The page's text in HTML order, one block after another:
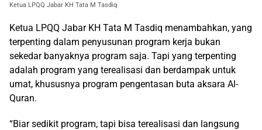
Ketua LPQQ Jabar KH Tata M Tasdiq
Ketua LPQQ Jabar KH Tata M Tasdiq menambahkan, yang
terpenting dalam penyusunan program kerja bukan
sekedar banyaknya program saja. Tapi yang terpenting
adalah program yang terealisasi dan berdampak untuk
umat, khususnya program pengentasan buta aksara Al-
Quran.
“Biar sedikit program, tapi bisa terealisasi dan langsung